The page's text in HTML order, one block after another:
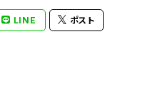
LINE ポスト